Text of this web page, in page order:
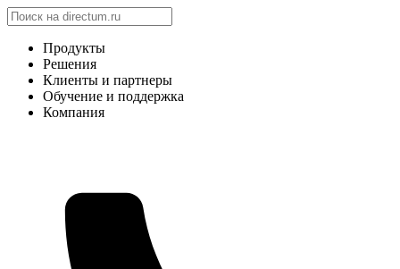
Продукты
Решения
Клиенты и партнеры
Обучение и поддержка
Компания